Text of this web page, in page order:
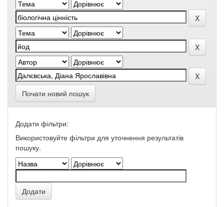
Почати новий пошук
Додати фільтри:
Використовуйте фільтри для уточнення результатів
пошуку.